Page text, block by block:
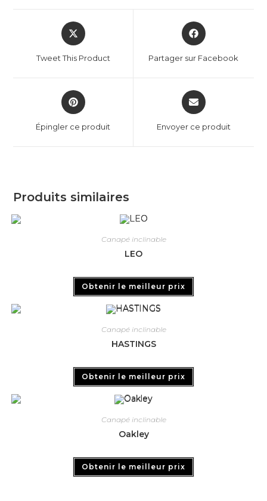
Tweet This Product Partager sur Facebook
Épingler ce produit Envoyer ce produit
Produits similaires
Canapé inclinable
LEO
Obtenir le meilleur prix
Canapé inclinable
HASTINGS
Obtenir le meilleur prix
Canapé inclinable
Oakley
Obtenir le meilleur prix